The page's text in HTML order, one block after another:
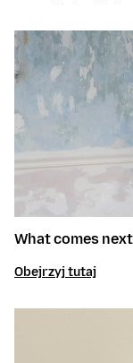
What comes
Obejrzyj tutaj